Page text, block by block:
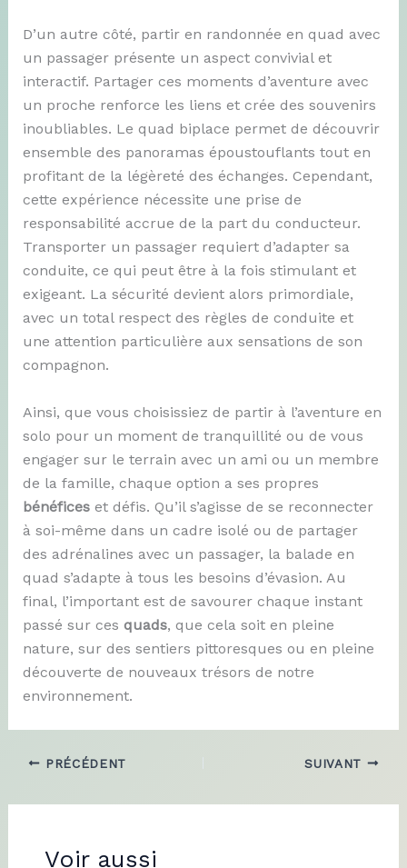
D’un autre côté, partir en randonnée en quad avec
un passager présente un aspect convivial et
interactif. Partager ces moments d’aventure avec
un proche renforce les liens et crée des souvenirs
inoubliables. Le quad biplace permet de découvrir
ensemble des panoramas époustouflants tout en
profitant de la légèreté des échanges. Cependant,
cette expérience nécessite une prise de
responsabilité accrue de la part du conducteur.
Transporter un passager requiert d’adapter sa
conduite, ce qui peut être à la fois stimulant et
exigeant. La sécurité devient alors primordiale,
avec un total respect des règles de conduite et
une attention particulière aux sensations de son
compagnon.
Ainsi, que vous choisissiez de partir à l’aventure en
solo pour un moment de tranquillité ou de vous
engager sur le terrain avec un ami ou un membre
de la famille, chaque option a ses propres
bénéficeset défis. Qu’il s’agisse de se reconnecter
à soi-même dans un cadre isolé ou de partager
des adrénalines avec un passager, la balade en
quad s’adapte à tous les besoins d’évasion. Au
final, l’important est de savourer chaque instant
passé sur ces quads, que cela soit en pleine
nature, sur des sentiers pittoresques ou en pleine
découverte de nouveaux trésors de notre
environnement.
PRÉCÉDENT SUIVANT
Voir aussi